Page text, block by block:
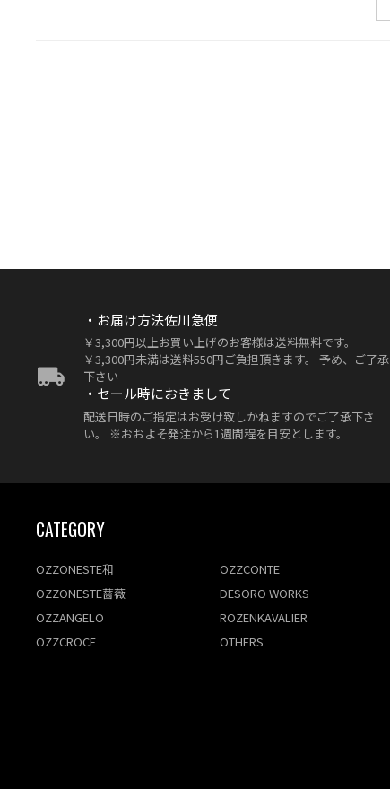
・お届け方法佐川急便
￥3,300円以上お買い上げのお客様は送料無料です。
￥3,300円未満は送料550円ご負担頂きます。 予め、ご了承
下さい
・セール時におきまして
配送日時のご指定はお受け致しかねますのでご了承下さ
い。 ※おおよそ発注から1週間程を目安とします。
CATEGORY
OZZONESTE和
OZZONESTE薔薇
OZZANGELO
OZZCROCE
OZZCONTE
DESORO WORKS
ROZENKAVALIER
OTHERS